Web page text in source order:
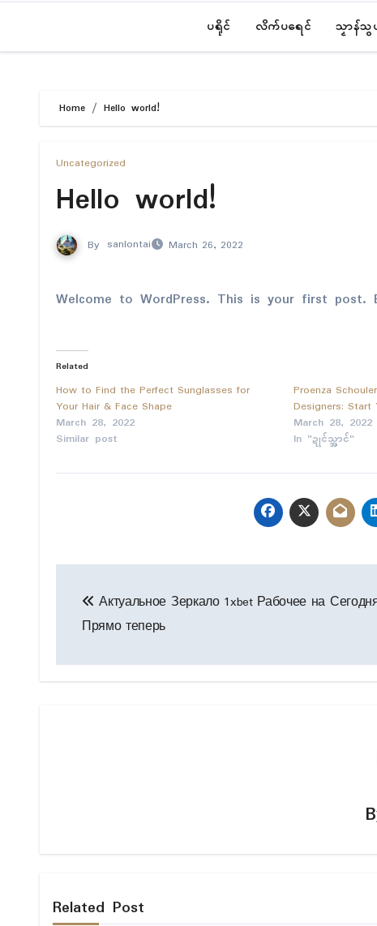
ပရိုၚ် လိက်ပရေၚ် သၟာန်
Home Hello world!
Uncategorized
Hello world!
By sanlontai March 26, 2022
Welcome to WordPress. This is your first
Related
How to Find the Perfect Sunglasses for
Your Hair & Face Shape
March 28, 2022
Similar post
Proenza
Designers: Start
March 28, 2022
In "ဍုၚ်သ္အာၚ်"
navigation
Актуальное Зеркало 1xbet Рабочее на
Прямо теперь
Related Post